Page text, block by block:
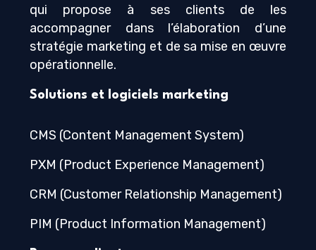
qui propose à ses clients de les
accompagner dans l’élaboration d’une
stratégie marketing et de sa mise en œuvre
opérationnelle.
Solutions et logiciels marketing
CMS (Content Management System)
PXM (Product Experience Management)
CRM (Customer Relationship Management)
PIM (Product Information Management)